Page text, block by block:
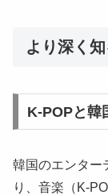
より深く
K-POPと韓
韓国のエンター
り、音楽（K-